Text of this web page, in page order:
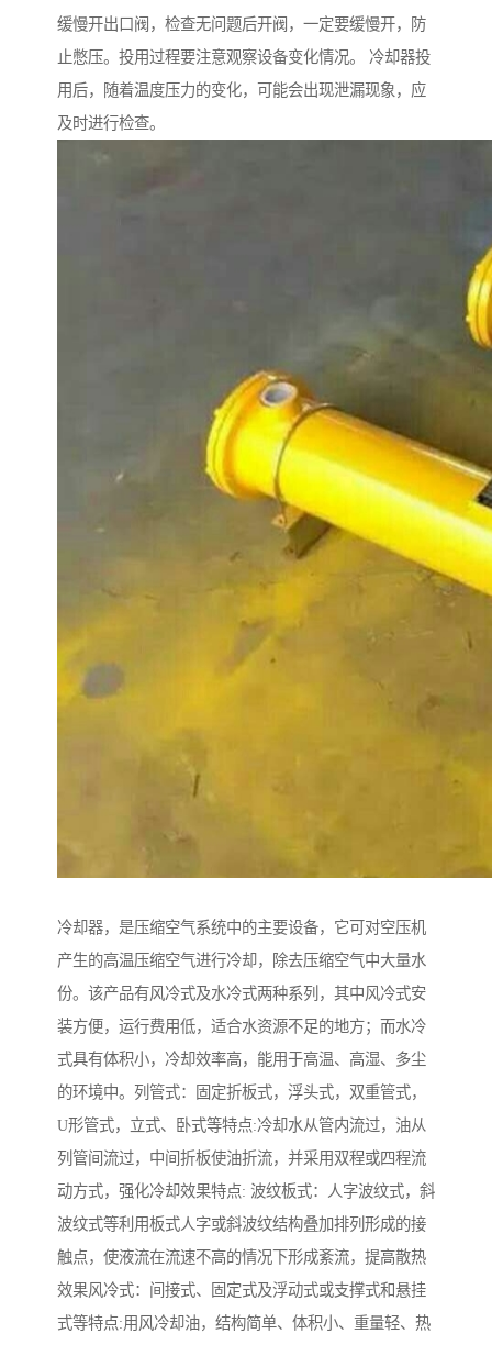
缓慢开出口阀，检查无问题后开阀，一定要缓慢开，防
止憋压。投用过程要注意观察设备变化情况。 冷却器投
用后，随着温度压力的变化，可能会出现泄漏现象，应
及时进行检查。
冷却器，是压缩空气系统中的主要设备，它可对空压机
产生的高温压缩空气进行冷却，除去压缩空气中大量水
份。该产品有风冷式及水冷式两种系列，其中风冷式安
装方便，运行费用低，适合水资源不足的地方；而水冷
式具有体积小，冷却效率高，能用于高温、高湿、多尘
的环境中。列管式：固定折板式，浮头式，双重管式，
U形管式，立式、卧式等特点:冷却水从管内流过，油从
列管间流过，中间折板使油折流，并采用双程或四程流
动方式，强化冷却效果特点: 波纹板式：人字波纹式，斜
波纹式等利用板式人字或斜波纹结构叠加排列形成的接
触点，使液流在流速不高的情况下形成紊流，提高散热
效果风冷式：间接式、固定式及浮动式或支撑式和悬挂
式等特点:用风冷却油，结构简单、体积小、重量轻、热